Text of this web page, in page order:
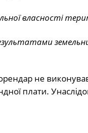
власності
не
плати.